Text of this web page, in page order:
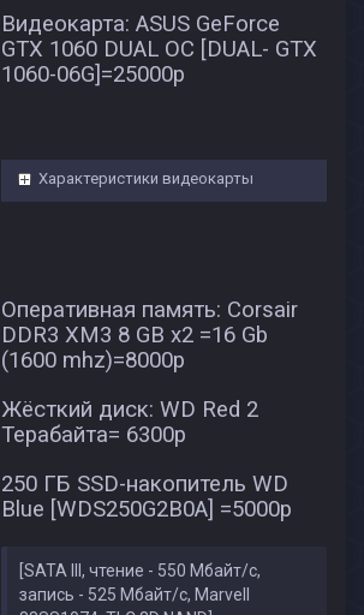
Видеокарта: ASUS GeForce
GTX 1060 DUAL OC [DUAL- GTX
1060-06G]=25000p
Характеристики видеокарты
Оперативная память: Corsair
DDR3 XM3 8 GB x2 =16 Gb
(1600 mhz)=8000p
Жёсткий диск: WD Red 2
Терабайта= 6300р
250 ГБ SSD-накопитель WD
Blue [WDS250G2B0A] =5000р
[SATA III, чтение - 550 Мбайт/с,
запись - 525 Мбайт/с, Marvell